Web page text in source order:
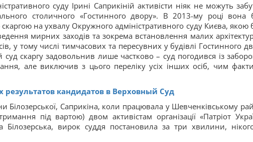
суду Ірині Саприкіній активісти ніяк не можуть
столичного «Гостинного двору». В 2013-му році вона
на ухвалу Окружного адміністративного суду Києва, якою
мирних заходів та зокрема встановлення малих
у тому числі тимчасових та пересувних у будівлі Гостинного
суд скаргу задовольнив лише частково – суд погодився із
але виключив з цього переліку усіх інших осіб, чим
результатов кандидатов в Верховный Суд
Саприкіна, коли працювала у Шевченківському
під вартою) двом активістам організації «Патріот
Білозерська, вирок суддя постановила за три хвилини,